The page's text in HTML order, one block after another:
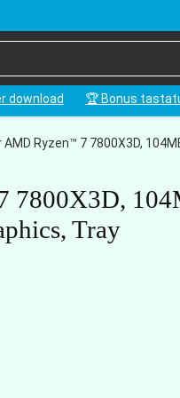
download 🏆 Bonus
AMD Ryzen™ 7 7800X3D,
7800X3D,
Tray